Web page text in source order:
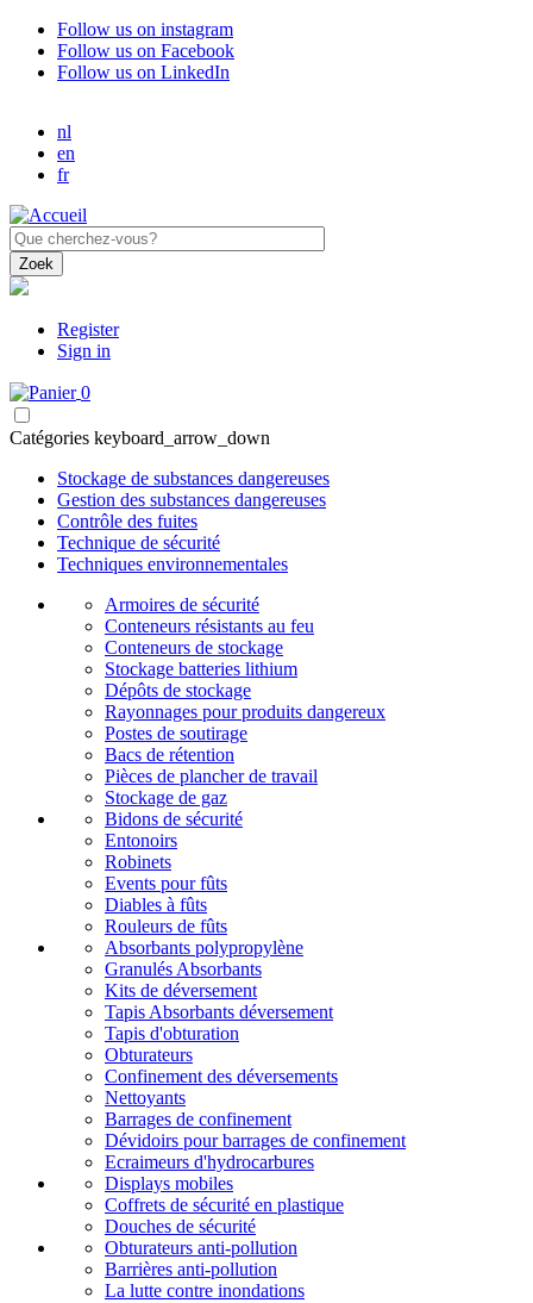
Aller
contenu
Follow us on instagram
Follow us on Facebook
Follow us on LinkedIn
nl
en
fr
Register
Sign in
0
Catégories keyboard_arrow_down
Stockage de substances dangereuses
Gestion des substances dangereuses
Contrôle des fuites
Technique de sécurité
Techniques environnementales
Armoires de sécurité
Conteneurs résistants au feu
Conteneurs de stockage
Stockage batteries lithium
Dépôts de stockage
Rayonnages pour produits dangereux
Postes de soutirage
Bacs de rétention
Pièces de plancher de travail
Stockage de gaz
Bidons de sécurité
Entonoirs
Robinets
Events pour fûts
Diables à fûts
Rouleurs de fûts
Absorbants polypropylène
Granulés Absorbants
Kits de déversement
Tapis Absorbants déversement
Tapis d'obturation
Obturateurs
Confinement des déversements
Nettoyants
Barrages de confinement
Dévidoirs pour barrages de confinement
Ecraimeurs d'hydrocarbures
Displays mobiles
Coffrets de sécurité en plastique
Douches de sécurité
Obturateurs anti-pollution
Barrières anti-pollution
La lutte contre inondations